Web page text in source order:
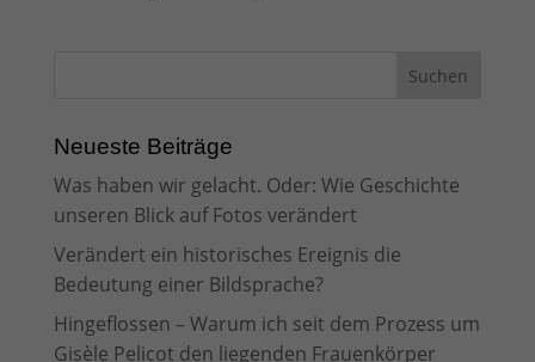
Neueste Beiträge
Was haben wir gelacht. Oder: Wie Geschichte
unseren Blick auf Fotos verändert
Verändert ein historisches Ereignis die
Bedeutung einer Bildsprache?
Hingeflossen – Warum ich seit dem Prozess um
Gisèle Pelicot den liegenden Frauenkörper